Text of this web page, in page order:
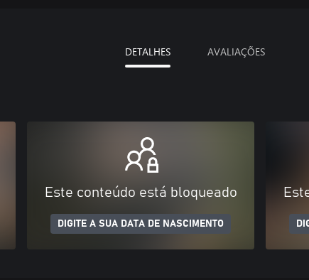
DETALHES AVALIAÇÕES
Este conteúdo está bloqueado
DIGITE A SUA DATA DE NASCIMENTO